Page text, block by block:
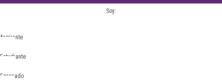
Soy:
Aspirante
Estudiante
Egresado